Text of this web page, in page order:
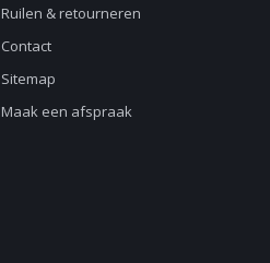
Ruilen & retourneren
Contact
Sitemap
Maak een afspraak